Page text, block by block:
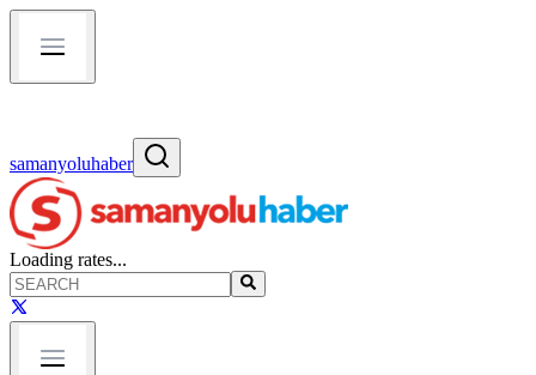
samanyoluhaber
Loading rates...